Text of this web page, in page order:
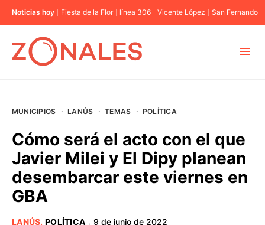
Noticias hoy Fiesta de la Flor línea 306 Vicente López San Fernando
BUENOS AIRES
PROVINCIAS
MUNICIPIOS · LANÚS · TEMAS · POLÍTICA
Cómo será el acto con el que
Javier Milei y El Dipy planean
desembarcar este viernes en
GBA
LANÚS. POLÍTICA 9 de junio de 2022